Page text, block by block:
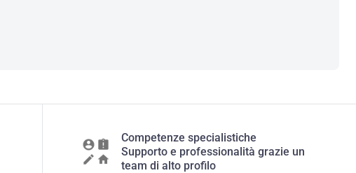
Competenze specialistiche
Supporto e professionalità grazie un
team di alto profilo